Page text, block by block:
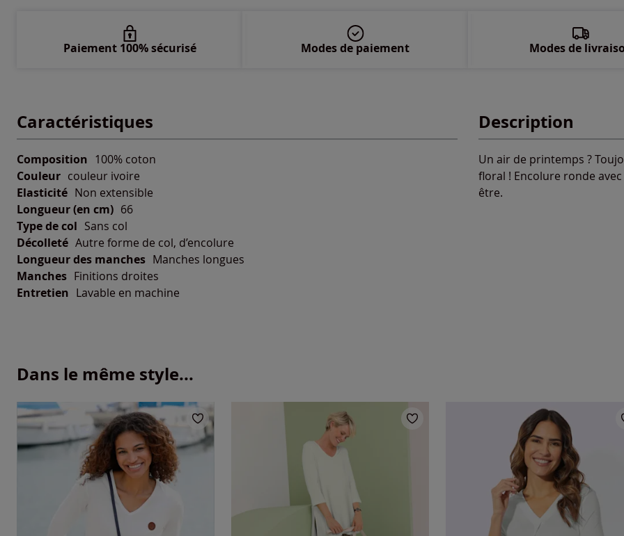
Caractéristiques
Composition 100% coton
Couleur couleur ivoire
Elasticité Non extensible
Longueur (en cm) 66
Type de col Sans col
Décolleté Autre forme de col, d’encolure
Longueur des manches Manches longues
Manches Finitions droites
Entretien Lavable en machine
Description
Un air de printemps ?
floral ! Encolure ronde
être.
Paiement 100% sécurisé Modes de paiement Modes de
Dans le même style...